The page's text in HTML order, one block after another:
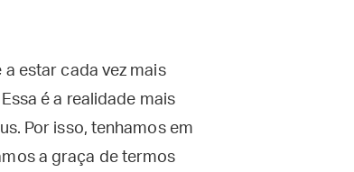
estar cada vez mais
é a realidade mais
Por isso, tenhamos em
a graça de termos